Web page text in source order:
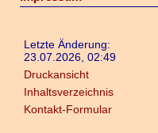
Letzte Änderung:
23.07.2026, 02:49
Druckansicht
Inhaltsverzeichnis
Kontakt-Formular